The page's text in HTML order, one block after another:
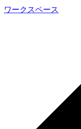
ワークスペース